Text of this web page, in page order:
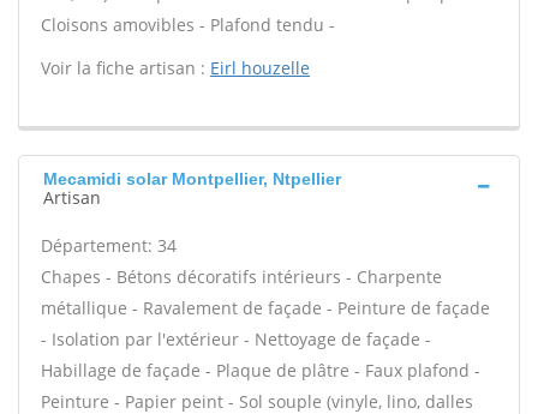
Cloisons amovibles - Plafond tendu -
Voir la fiche artisan : Eirl houzelle
Mecamidi solar Montpellier, Ntpellier
Artisan
Département: 34
Chapes - Bétons décoratifs intérieurs - Charpente
métallique - Ravalement de façade - Peinture de façade
- Isolation par l'extérieur - Nettoyage de façade -
Habillage de façade - Plaque de plâtre - Faux plafond -
Peinture - Papier peint - Sol souple (vinyle, lino, dalles